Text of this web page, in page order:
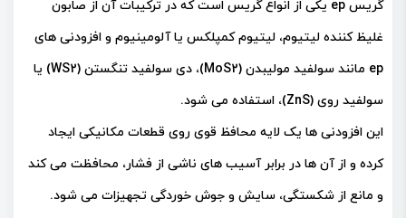
گریس ep یکی از انواع گریس است که در ترکیبات آن از صابون
غلیظ کننده لیتیوم، لیتیوم کمپلکس یا آلومینیوم و افزودنی های
ep مانند سولفید مولیبدن (MoS2)، دی سولفید تنگستن (WS2) یا
سولفید روی (ZnS)، استفاده می شود.
این افزودنی ها یک لایه محافظ قوی روی قطعات مکانیکی ایجاد
کرده و از آن ها در برابر آسیب های ناشی از فشار، محافظت می کند
و مانع از شکستگی، سایش و جوش خوردگی تجهیزات می شود.